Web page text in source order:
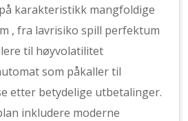
karakteristikk mangfoldige
, fra lavrisiko spill perfektum
til høyvolatilitet
som påkaller til
etter betydelige utbetalinger.
inkludere moderne